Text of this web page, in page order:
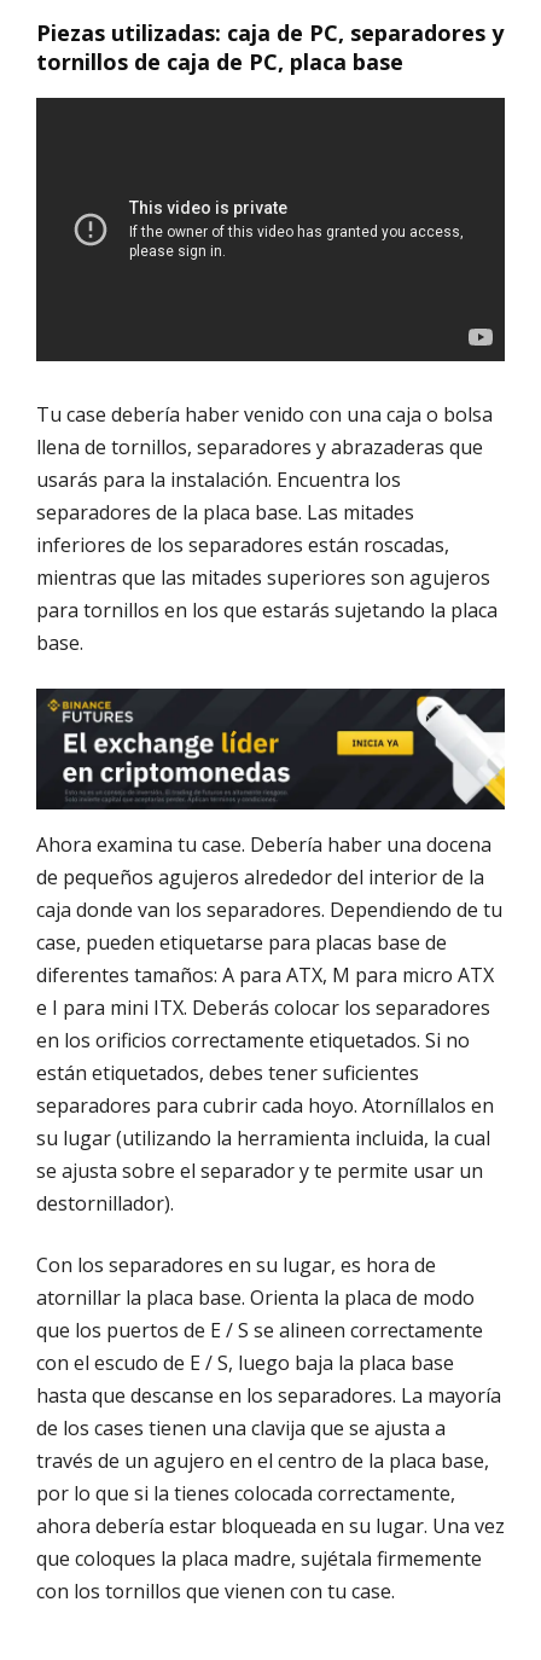
Piezas utilizadas: caja de PC, separadores y
tornillos de caja de PC, placa base
Tu case debería haber venido con una caja o bolsa
llena de tornillos, separadores y abrazaderas que
usarás para la instalación. Encuentra los
separadores de la placa base. Las mitades
inferiores de los separadores están roscadas,
mientras que las mitades superiores son agujeros
para tornillos en los que estarás sujetando la placa
base.
Ahora examina tu case. Debería haber una docena
de pequeños agujeros alrededor del interior de la
caja donde van los separadores. Dependiendo de tu
case, pueden etiquetarse para placas base de
diferentes tamaños: A para ATX, M para micro ATX
e I para mini ITX. Deberás colocar los separadores
en los orificios correctamente etiquetados. Si no
están etiquetados, debes tener suficientes
separadores para cubrir cada hoyo. Atorníllalos en
su lugar (utilizando la herramienta incluida, la cual
se ajusta sobre el separador y te permite usar un
destornillador).
Con los separadores en su lugar, es hora de
atornillar la placa base. Orienta la placa de modo
que los puertos de E / S se alineen correctamente
con el escudo de E / S, luego baja la placa base
hasta que descanse en los separadores. La mayoría
de los cases tienen una clavija que se ajusta a
través de un agujero en el centro de la placa base,
por lo que si la tienes colocada correctamente,
ahora debería estar bloqueada en su lugar. Una vez
que coloques la placa madre, sujétala firmemente
con los tornillos que vienen con tu case.